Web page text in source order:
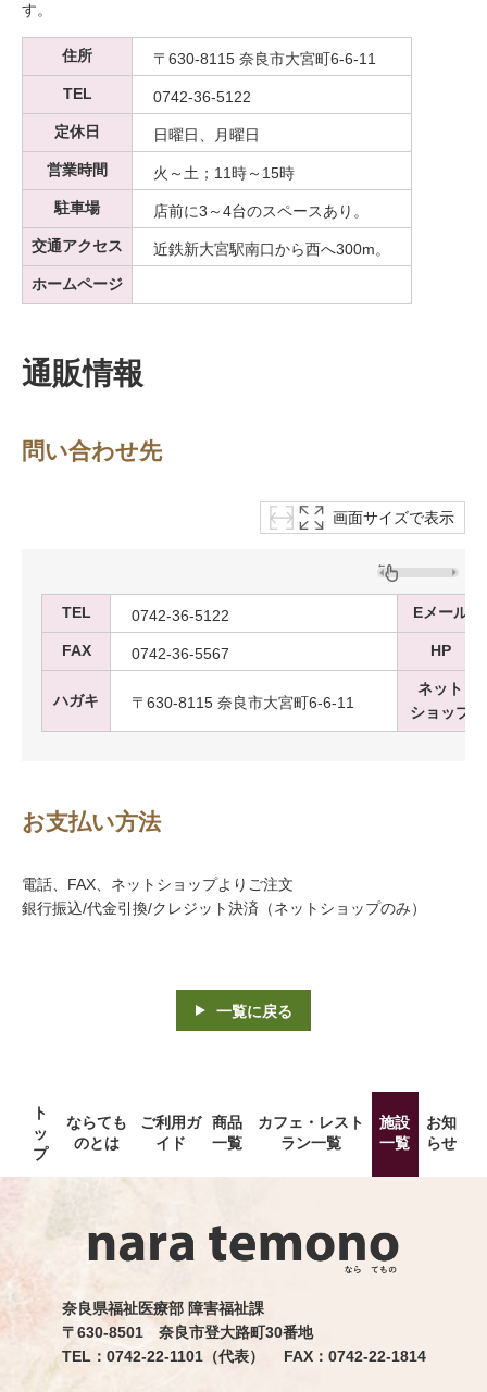
す。
住所
〒630-8115 奈良市大宮町6-6-11
TEL
0742-36-5122
定休日
日曜日、月曜日
営業時間
火～土；11時～15時
駐車場
店前に3～4台のスペースあり。
交通アクセス
近鉄新大宮駅南口から西へ300m。
ホームページ
通販情報
問い合わせ先
画面サイズで表示
TEL 0742-36-5122 Eメール
FAX 0742-36-5567 HP
ハガキ 〒630-8115 奈良市大宮町6-6-11
ネット
ショップ
お支払い方法
電話、FAX、ネットショップよりご注文
銀行振込/代金引換/クレジット決済（ネットショップのみ）
一覧に戻る
ト
ッ
プ
ならても
のとは
ご利用ガ
イド
商品
一覧
カフェ・レスト
ラン一覧
施設
一覧
お知
らせ
奈良県福祉医療部 障害福祉課
〒630-8501 奈良市登大路町30番地
TEL：0742-22-1101（代表） FAX：0742-22-1814